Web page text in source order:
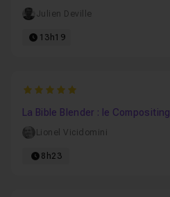
Julien Deville
13h19
5
La Bible Blender : le Compositing
Lionel Vicidomini
8h23